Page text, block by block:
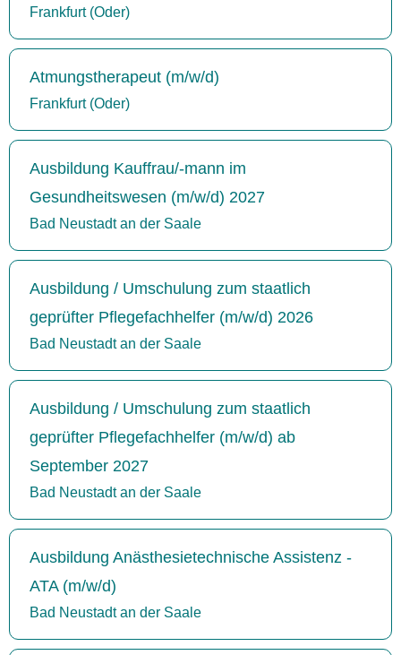
Frankfurt (Oder)
Atmungstherapeut (m/w/d)
Frankfurt (Oder)
Ausbildung Kauffrau/-mann im
Gesundheitswesen (m/w/d) 2027
Bad Neustadt an der Saale
Ausbildung / Umschulung zum staatlich
geprüfter Pflegefachhelfer (m/w/d) 2026
Bad Neustadt an der Saale
Ausbildung / Umschulung zum staatlich
geprüfter Pflegefachhelfer (m/w/d) ab
September 2027
Bad Neustadt an der Saale
Ausbildung Anästhesietechnische Assistenz -
ATA (m/w/d)
Bad Neustadt an der Saale